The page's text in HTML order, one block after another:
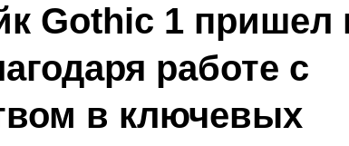
Gothic 1 пришел
работе с
в ключевых